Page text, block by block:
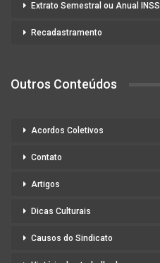
Extrato Semestral ou Anual INSS
Recadastramento
Outros Conteúdos
Acordos Coletivos
Contato
Artigos
Dicas Culturais
Causos do Sindicato